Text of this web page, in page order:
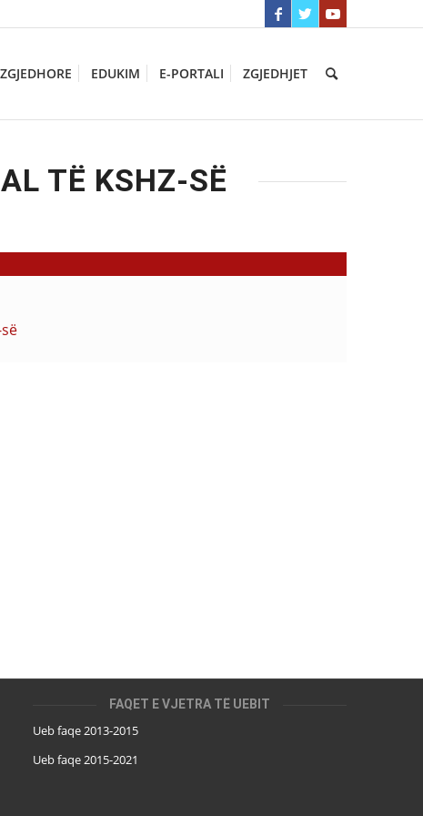
EDUKIM E-PORTALI ZGJEDHJET
TË KSHZ-SË
FAQET E VJETRA TË UEBIT
Ueb faqe 2013-2015
Ueb faqe 2015-2021